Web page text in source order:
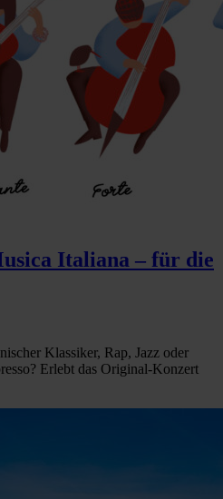
Italiana – für die
Klassiker, Rap, Jazz oder
Erlebt das Original-Konzert